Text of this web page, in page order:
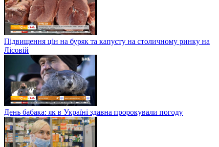
Підвищення цін на буряк та капусту на столичному ринку на
Лісовій
День бабака: як в Україні здавна пророкували погоду